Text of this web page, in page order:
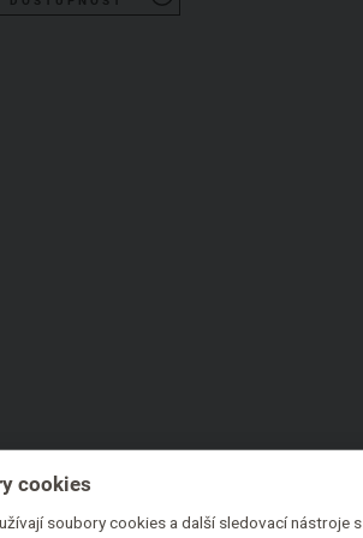
cookies
soubory cookies a další sledovací nástroje s